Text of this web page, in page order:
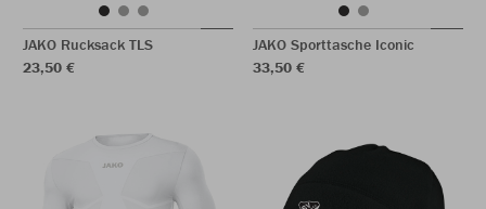
JAKO Rucksack TLS
23,50 €
JAKO Sporttasche Iconic
33,50 €